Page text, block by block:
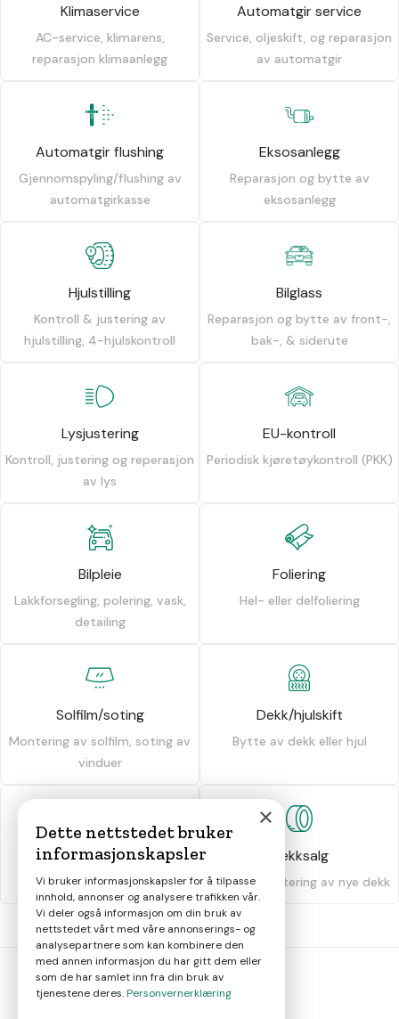
Klimaservice
AC-service, klimarens,
reparasjon klimaanlegg
Automatgir service
Service, oljeskift, og reparasjon
av automatgir
Automatgir flushing
Gjennomspyling/flushing av
automatgirkasse
Eksosanlegg
Reparasjon og bytte av
eksosanlegg
Hjulstilling
Kontroll & justering av
hjulstilling, 4-hjulskontroll
Bilglass
Reparasjon og bytte av front-,
bak-, & siderute
Lysjustering
Kontroll, justering og reperasjon
av lys
EU-kontroll
Periodisk kjøretøykontroll (PKK)
Bilpleie
Lakkforsegling, polering, vask,
detailing
Foliering
Hel- eller delfoliering
Solfilm/soting
Montering av solfilm, soting av
vinduer
Dekk/hjulskift
Bytte av dekk eller hjul
Dekkhotell
Oppbevaring av dekk
Dekksalg
Salg og montering av nye dekk
smart
×
Dette nettstedet bruker
informasjonskapsler
Vi bruker informasjonskapsler for å tilpasse
innhold, annonser og analysere trafikken vår.
Vi deler også informasjon om din bruk av
nettstedet vårt med våre annonserings- og
analysepartnere som kan kombinere den
med annen informasjon du har gitt dem eller
som de har samlet inn fra din bruk av
tjenestene deres.Personvernerklæring